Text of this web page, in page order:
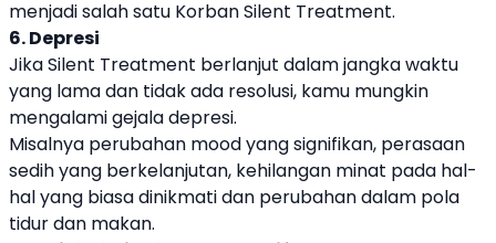
menjadi salah satu Korban Silent Treatment.
6. Depresi
Jika Silent Treatment berlanjut dalam jangka waktu
yang lama dan tidak ada resolusi, kamu mungkin
mengalami gejala depresi.
Misalnya perubahan mood yang signifikan, perasaan
sedih yang berkelanjutan, kehilangan minat pada hal-
hal yang biasa dinikmati dan perubahan dalam pola
tidur dan makan.